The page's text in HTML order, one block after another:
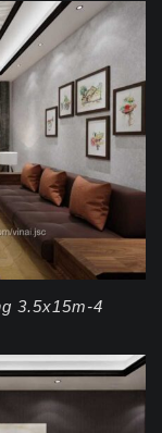
3.5x15m-4